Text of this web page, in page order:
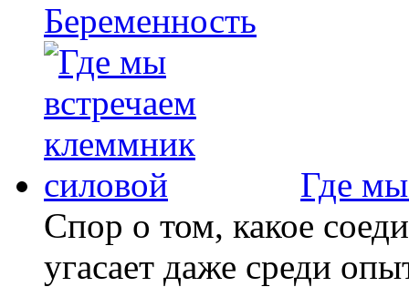
Беременность
Где
Спор о том, какое
угасает даже среди